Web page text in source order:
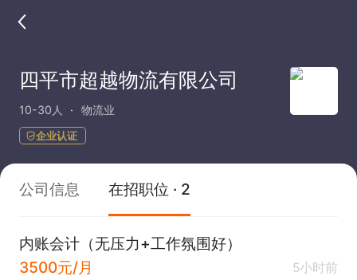
四平市超越物流有限公司
10-30人 物流业
企业认证
公司信息 在招职位 · 2
内账会计（无压力+工作氛围好）
3500元/月
5小时前